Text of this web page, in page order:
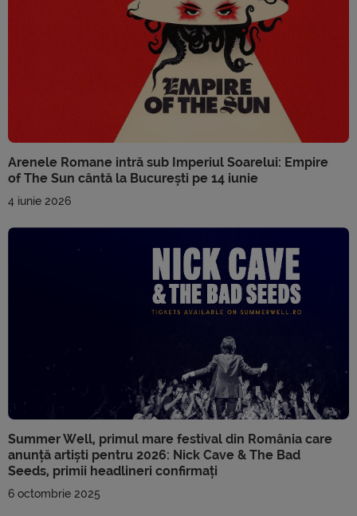
Arenele Romane intră sub Imperiul Soarelui: Empire
of The Sun cântă la București pe 14 iunie
4 iunie 2026
Summer Well, primul mare festival din România care
anunță artiști pentru 2026: Nick Cave & The Bad
Seeds, primii headlineri confirmați
6 octombrie 2025